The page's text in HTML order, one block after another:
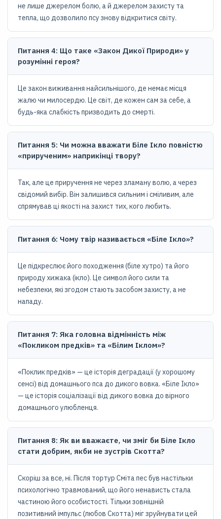
не лише джерелом болю, а й джерелом захисту та
тепла, що дозволило псу знову відкритися світу.
Питання 4: Що таке «Закон Дикої Природи» у
розумінні героя?
Це закон виживання найсильнішого, де немає місця
жалю чи милосердю. Це світ, де кожен сам за себе, а
будь-яка слабкість призводить до смерті.
Питання 5: Чи можна вважати Біле Ікло повністю
«прирученим» наприкінці твору?
Так, але це приручення не через зламану волю, а через
свідомий вибір. Він залишився сильним і сміливим, але
спрямував ці якості на захист тих, кого любить.
Питання 6: Чому твір називається «Біле Ікло»?
Це підкреслює його походження (біле хутро) та його
природу хижака (ікло). Це символ його сили та
небезпеки, які згодом стають засобом захисту, а не
нападу.
Питання 7: Яка головна відмінність між
«Покликом предків» та «Білим Іклом»?
«Поклик предків» — це історія деградації (у хорошому
сенсі) від домашнього пса до дикого вовка. «Біле Ікло»
— це історія соціалізації від дикого вовка до вірного
домашнього улюбленця.
Питання 8: Як ви вважаєте, чи зміг би Біле Ікло
стати добрим, якби не зустрів Скотта?
Скоріш за все, ні. Після тортур Сміта пес був настільки
психологічно травмований, що його ненависть стала
частиною його особистості. Тільки зовнішній
позитивний імпульс (любов Скотта) міг зруйнувати цей